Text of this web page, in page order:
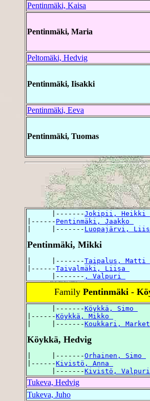
Pentinmäki, Kaisa
Pentinmäki, Maria
Peltomäki, Hedvig
Pentinmäki, Iisakki
Pentinmäki, Eeva
Pentinmäki, Tuomas
      |-------
Jokipii, Heikki
|------ Pentinmäki, Jaakko
|     |------- Luopajärvi,
Pentinmäki, Mikki
|     |-------Taipalus, Matti
|------Taivalmäki, Liisa
      |-------
, Valpuri
Family Pentinmäki -
      |-------
Köykkä, Simo
|------Köykkä, Mikko
|     |-------Koukkari,
Köykkä, Hedvig
|     |-------Orhainen, Simo
|------Kivistö, Anna
      |-------
Kivistö, Valpuri
Tukeva, Hedvig
Tukeva, Juho